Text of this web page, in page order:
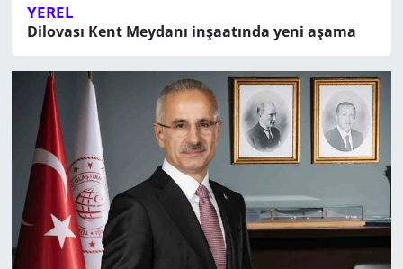
YEREL
Dilovası Kent Meydanı inşaatında yeni aşama